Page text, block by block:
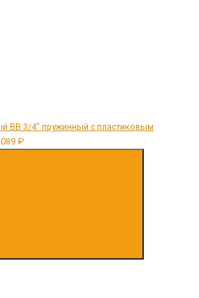
ВВ 3/4" пружинный с пластиковым
089 ₽